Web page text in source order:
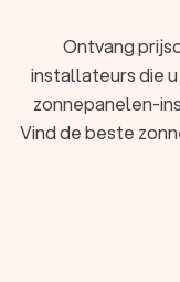
Ontvang
installateurs die
zonnepanelen-
Vind de beste